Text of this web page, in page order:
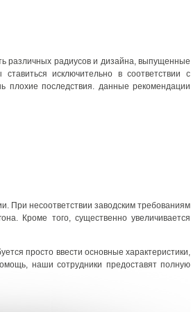
различных радиусов и дизайна, выпущенные
исключительно в соответствии с
плохие последствия. данные рекомендации
При несоответствии заводским требованиям
Кроме того, существенно увеличивается
просто ввести основные характеристики,
наши сотрудники предоставят полную